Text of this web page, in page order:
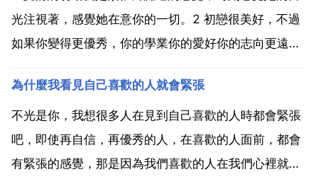
光注視著，感覺她在意你的一切。2 初戀很美好，不過
如果你變得更優秀，你的學業你的愛好你的志向更遠
超越她，看她望向的目標，找尋對方的優點並超越他。
4 告訴你自己還會遇到更加讓你緊張的女生，如果不能
克服，...
為什麼我看見自己喜歡的人就會緊張
不光是你，我想很多人在見到自己喜歡的人時都會緊張
吧，即使再自信，再優秀的人，在喜歡的人面前，都會
有緊張的感覺，那是因為我們喜歡的人在我們心裡就是